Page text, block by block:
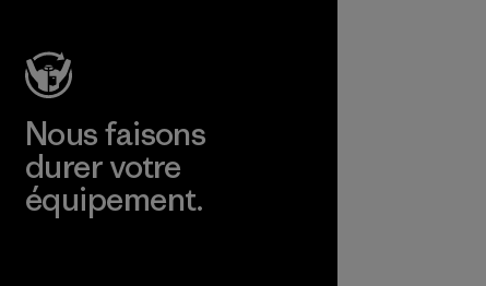
Nous faisons
durer votre
équipement.